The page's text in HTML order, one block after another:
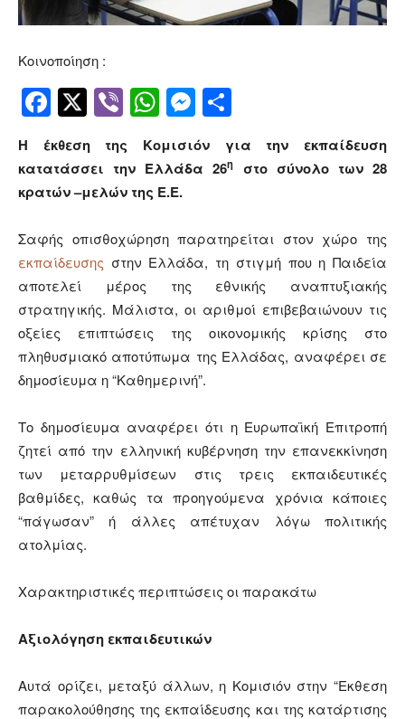
Κοινοποίηση :
Facebook
Twitter
ViberWhatsApp
Messenger
Η έκθεση της Κομισιόν για την εκπαίδευση
κατατάσσει την Ελλάδα 26η
στο σύνολο των 28
κρατών –μελών της Ε.Ε.
Σαφής οπισθοχώρηση παρατηρείται στον χώρο της
εκπαίδευσης στην Ελλάδα, τη στιγμή που η Παιδεία
αποτελεί μέρος της εθνικής αναπτυξιακής
στρατηγικής. Μάλιστα, οι αριθμοί επιβεβαιώνουν τις
οξείες επιπτώσεις της οικονομικής κρίσης στο
πληθυσμιακό αποτύπωμα της Ελλάδας, αναφέρει σε
δημοσίευμα η “Καθημερινή”.
Το δημοσίευμα αναφέρει ότι η Ευρωπαϊκή Επιτροπή
ζητεί από την ελληνική κυβέρνηση την επανεκκίνηση
των μεταρρυθμίσεων στις τρεις εκπαιδευτικές
βαθμίδες, καθώς τα προηγούμενα χρόνια κάποιες
“πάγωσαν” ή άλλες απέτυχαν λόγω πολιτικής
ατολμίας.
Χαρακτηριστικές περιπτώσεις οι παρακάτω
Αξιολόγηση εκπαιδευτικών
Αυτά ορίζει, μεταξύ άλλων, η Κομισιόν στην “Εκθεση
παρακολούθησης της εκπαίδευσης και της κατάρτισης